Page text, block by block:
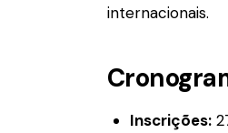
internacionais.
Inscrições: